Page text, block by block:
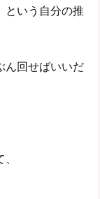
という自分の推
ん回せばいいだ